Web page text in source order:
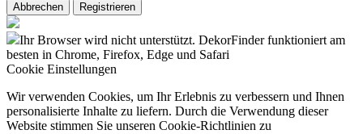
Abbrechen Registrieren
Ihr Browser wird nicht unterstützt. DekorFinder funktioniert am
besten in Chrome, Firefox, Edge und Safari
Cookie Einstellungen
Wir verwenden Cookies, um Ihr Erlebnis zu verbessern und Ihnen
personalisierte Inhalte zu liefern. Durch die Verwendung dieser
Website stimmen Sie unseren Cookie-Richtlinien zu